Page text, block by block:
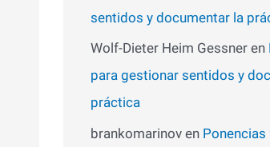
sentidos y documentar la
Wolf-Dieter Heim Gessner en
para gestionar sentidos y
práctica
brankomarinov en Ponencias